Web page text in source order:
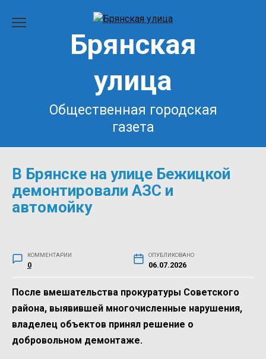
Брянская
улица
Общественная городская
газета
В Брянске на улице Бежицкой
демонтировали АЗС и
автомойку
КОММЕНТАРИИ
0
ОПУБЛИКОВАНО
06.07.2026
После вмешательства прокуратуры Советского
района, выявившей многочисленные нарушения,
владелец объектов принял решение о
добровольном демонтаже.